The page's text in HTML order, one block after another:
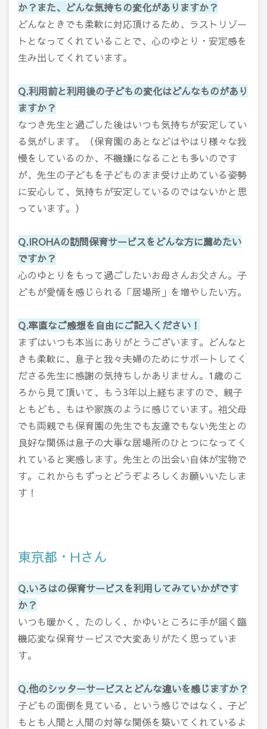
か？また、どんな気持ちの変化がありますか？
どんなときでも柔軟に対応頂けるため、ラストリゾー
トとなってくれていることで、心のゆとり・安定感を
生み出してくれています。
Q.利用前と利用後の子どもの変化はどんなものがあり
ますか？
なつき先生と過ごした後はいつも気持ちが安定してい
る気がします。（保育園のあとなどはやはり様々な我
慢をしているのか、不機嫌になることも多いのです
が、先生の子どもを子どものまま受け止めている姿勢
に安心して、気持ちが安定しているのではないかと思
っています。）
Q.IROHAの訪問保育サービスをどんな方に薦めたい
ですか？
心のゆとりをもって過ごしたいお母さんお父さん。子
どもが愛情を感じられる「居場所」を増やしたい方。
Q.率直なご感想を自由にご記入ください！
まずはいつも本当にありがとうございます。どんなと
きも柔軟に、息子と我々夫婦のためにサポートしてく
ださる先生に感謝の気持ちしかありません。1歳のこ
ろから見て頂いて、もう3年以上経ちますので、親子
ともども、もはや家族のように感じています。祖父母
でも両親でも保育園の先生でも友達でもない先生との
良好な関係は息子の大事な居場所のひとつになってく
れていると実感します。先生との出会い自体が宝物で
す。これからもずっとどうぞよろしくお願いいたしま
す！
東京都・Hさん
Q.いろはの保育サービスを利用してみていかがです
か？
いつも暖かく、たのしく、かゆいところに手が届く臨
機応変な保育サービスで大変ありがたく思っていま
す。
Q.他のシッターサービスとどんな違いを感じますか？
子どもの面倒を見ている、という感じではなく、子ど
もとも人間と人間の対等な関係を築いてくれているよ